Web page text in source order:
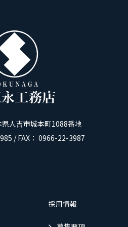
人吉市城本町1088番地
/ FAX： 0966-22-3987
採用情報